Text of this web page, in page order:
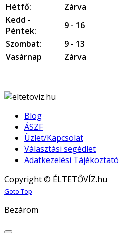
Hétfő:
Zárva
Kedd -
Péntek:
9 - 16
Szombat:
9 - 13
Vasárnap
Zárva
Blog
ÁSZF
Üzlet/Kapcsolat
Választási segédlet
Adatkezelési Tájékoztató
Copyright © ÉLTETŐVÍZ.hu
Joomla! 3 Templates
Goto Top
Bezárom